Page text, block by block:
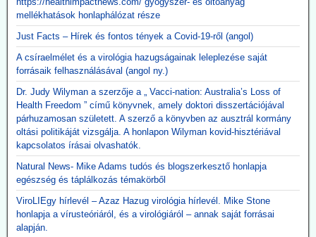
mellékhatások honlaphálózat része
Just Facts – Hírek és fontos tények a Covid-19-ről (angol)
A csíraelmélet és a virológia hazugságainak leleplezése saját
forrásaik felhasználásával (angol ny.)
Dr. Judy Wilyman a szerzője a „ Vacci-nation: Australia’s Loss of
Health Freedom ” című könyvnek, amely doktori disszertációjával
párhuzamosan született. A szerző a könyvben az ausztrál kormány
oltási politikáját vizsgálja. A honlapon Wilyman kovid-hisztériával
kapcsolatos írásai olvashatók.
Natural News- Mike Adams tudós és blogszerkesztő honlapja
egészség és táplálkozás témakörből
ViroLIEgy hírlevél – Azaz Hazug virológia hírlevél. Mike Stone
honlapja a vírusteóriáról, és a virológiáról – annak saját forrásai
alapján.